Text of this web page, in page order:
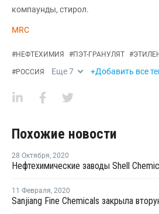
компаунды, стирол.
MRC
#НЕФТЕХИМИЯ #ПЭТ-ГРАНУЛЯТ #
#РОССИЯ Еще7 +Добавить все
Похожие новости
28 Октября, 2020
11 Февраля, 2020